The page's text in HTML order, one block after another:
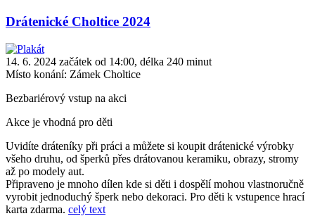
Drátenické Choltice 2024
14. 6. 2024 začátek od 14:00, délka 240 minut
Místo konání: Zámek Choltice
Bezbariérový vstup na akci
Akce je vhodná pro děti
Uvidíte dráteníky při práci a můžete si koupit drátenické výrobky
všeho druhu, od šperků přes drátovanou keramiku, obrazy, stromy
až po modely aut.
Připraveno je mnoho dílen kde si děti i dospělí mohou vlastnoručně
vyrobit jednoduchý šperk nebo dekoraci. Pro děti k vstupence hrací
karta zdarma. celý text